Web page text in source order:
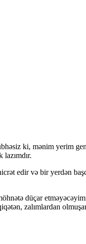
ki, mənim yerim
edir və bir yerdən
düçar
zalımlardan